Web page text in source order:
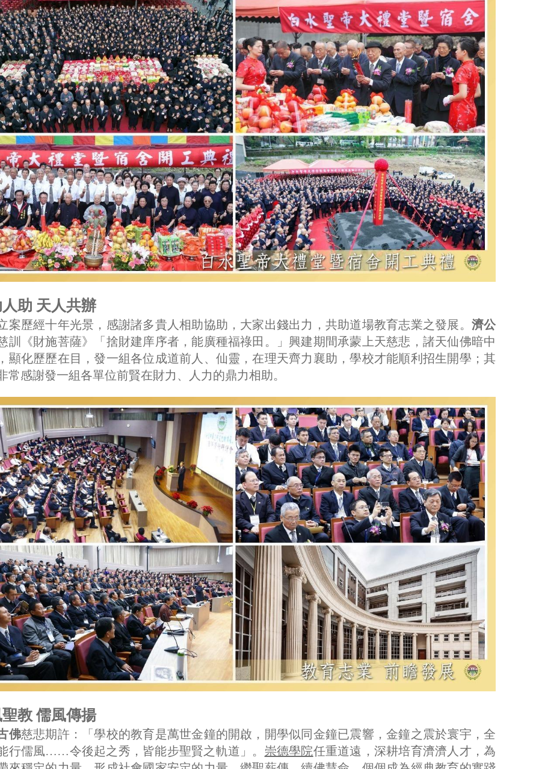
助 天人共辦
案歷經十年光景，感謝諸多貴人相助協助，大家出錢出力，共助道場教育志業之發展。 濟公
訓《財施菩薩》「捨財建庠序者，能廣種福祿田。」興建期間承蒙上天慈悲，諸天仙佛暗中
顯化歷歷在目，發一組各位成道前人、仙靈，在理天齊力襄助，學校才能順利招生開學；其
常感謝發一組各單位前賢在財力、人力的鼎力相助。
教 儒風傳揚
佛慈悲期許：「學校的教育是萬世金鐘的開啟，開學似同金鐘已震響，金鐘之震於寰宇，全
行儒風……令後起之秀，皆能步聖賢之軌道」。 崇德學院任重道遠，深耕培育濟濟人才，為